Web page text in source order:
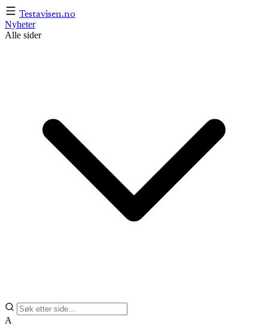
Testavisen.no
Nyheter
Alle sider
A